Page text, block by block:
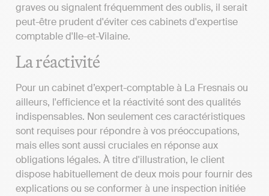
graves ou signalent fréquemment des oublis, il serait
peut-être prudent d'éviter ces cabinets d'expertise
comptable d'Ile-et-Vilaine.
La réactivité
Pour un cabinet d’expert-comptable à La Fresnais ou
ailleurs, l'efficience et la réactivité sont des qualités
indispensables. Non seulement ces caractéristiques
sont requises pour répondre à vos préoccupations,
mais elles sont aussi cruciales en réponse aux
obligations légales. À titre d'illustration, le client
dispose habituellement de deux mois pour fournir des
explications ou se conformer à une inspection initiée